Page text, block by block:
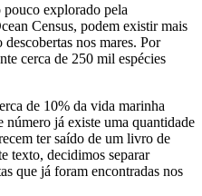
explorado pela
Census, podem existir mais
nos mares. Por
cerca de 250 mil espécies
de 10% da vida marinha
número já existe uma quantidade
ter saído de um livro de
texto, decidimos separar
que já foram encontradas nos